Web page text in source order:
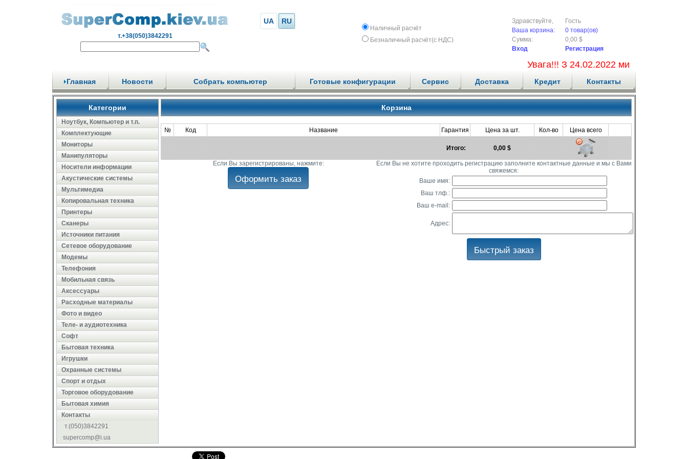
т.+38(050)3842291
UA RU
Наличный расчёт
Безналичный расчёт(с НДС)
Здравствуйте,
Гость
Ваша корзина:
0 товар(ов)
Сумма:
0,00 $
Вход
Регистрация
Увага!!! З 24.02.2022 ми не
Главная Новости Собрать компьютер Готовые конфигурации Сервис Доставка Кредит Контакты
Категории
Ноутбук, Компьютер и т.п.
Комплектующие
Мониторы
Манипуляторы
Носители информации
Акустические системы
Мультимедиа
Копировальная техника
Принтеры
Сканеры
Источники питания
Сетевое оборудование
Модемы
Телефония
Мобильная связь
Аксессуары
Расходные материалы
Фото и видео
Теле- и аудиотехника
Софт
Бытовая техника
Игрушки
Охранные системы
Cпорт и отдых
Торговое оборудование
Бытовая химия
Контакты
т.(050)3842291
supercomp@i.ua
Корзина
№ Код Название Гарантия Цена за шт. Кол-во Цена всего
Итого: 0,00 $
Если Вы зарегистрированы, нажмите:
Если Вы не хотите проходить регистрацию заполните контактные данные и мы с Вами
свяжемся:
Ваше имя:
Ваш тлф.:
Ваш e-mail:
Адрес:
Быстрый заказ